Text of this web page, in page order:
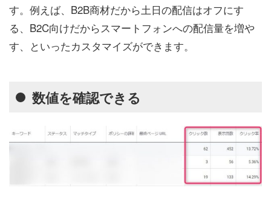
す。例えば、B2B商材だから土日の配信はオフにす
る、B2C向けだからスマートフォンへの配信量を増や
す、といったカスタマイズができます。
数値を確認できる